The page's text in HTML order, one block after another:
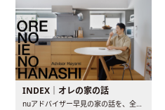
INDEX｜オレの家の話
nuアドバイザー早見の家の話を、全4話でお届け。リノベーションを..